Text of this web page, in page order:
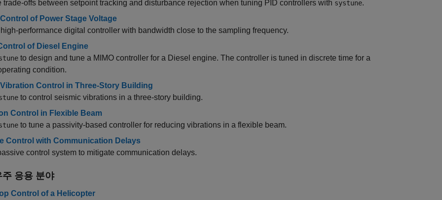
trade-offs between setpoint tracking and disturbance rejection when tuning PID controllers with systune.
of Power Stage Voltage
performance digital controller with bandwidth close to the sampling frequency.
of Diesel Engine
to design and tune a MIMO controller for a Diesel engine. The controller is tuned in discrete time for a
condition.
Control in Three-Story Building
to control seismic vibrations in a three-story building.
Control in Flexible Beam
to tune a passivity-based controller for reducing vibrations in a flexible beam.
Control with Communication Delays
control system to mitigate communication delays.
주 응용 분야
Control of a Helicopter